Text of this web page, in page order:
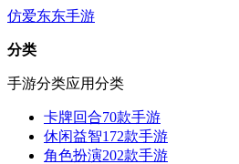
仿爱东东手游
分类
手游分类应用分类
卡牌回合70款手游
休闲益智172款手游
角色扮演202款手游